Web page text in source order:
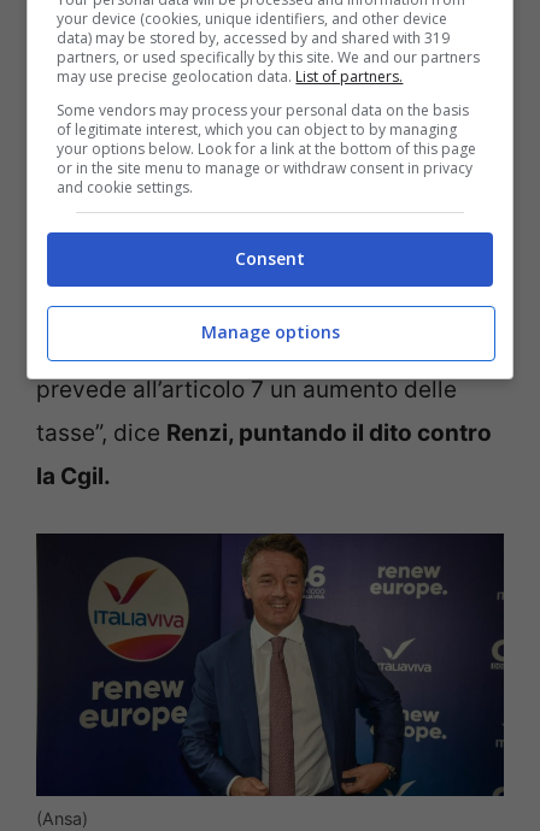
sui giovani ma ha tagliato i soldi sulla
18App e regalato 892 milioni alle società
di serie A, con uno scandalo assoluto. I
populisti sono bravi in campagna
elettorale ma perdono la faccia quando
governano”, dice Renzi. Poi c’è il tema del
salario minimo, “tornato di moda solo
perché nella proposta Conte-Cgil si
prevede all’articolo 7 un aumento delle
tasse”, dice Renzi, puntando il dito contro
la Cgil.
(Ansa)
your device (cookies, unique identifiers, and other device
data) may be stored by, accessed by and shared with 319
partners, or used specifically by this site. We and our partners
may use precise geolocation data. List of partners.
Some vendors may process your personal data on the basis
of legitimate interest, which you can object to by managing
your options below. Look for a link at the bottom of this page
or in the site menu to manage or withdraw consent in privacy
and cookie settings.
Consent
Manage options